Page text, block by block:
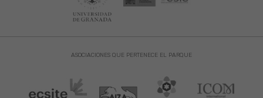
ASOCIACIONES QUE PERTENECE EL PARQUE